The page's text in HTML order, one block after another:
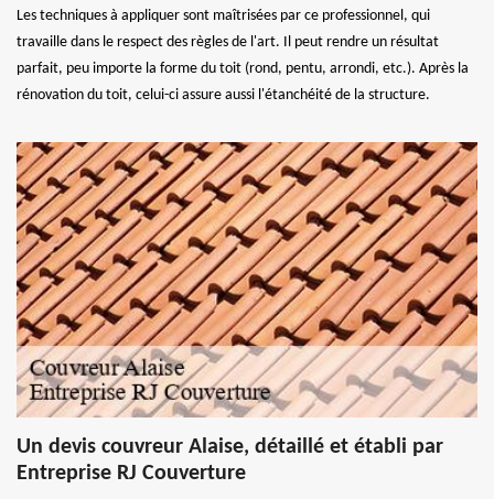
Les techniques à appliquer sont maîtrisées par ce professionnel, qui
travaille dans le respect des règles de l'art. Il peut rendre un résultat
parfait, peu importe la forme du toit (rond, pentu, arrondi, etc.). Après la
rénovation du toit, celui-ci assure aussi l'étanchéité de la structure.
Un devis couvreur Alaise, détaillé et établi par
Entreprise RJ Couverture